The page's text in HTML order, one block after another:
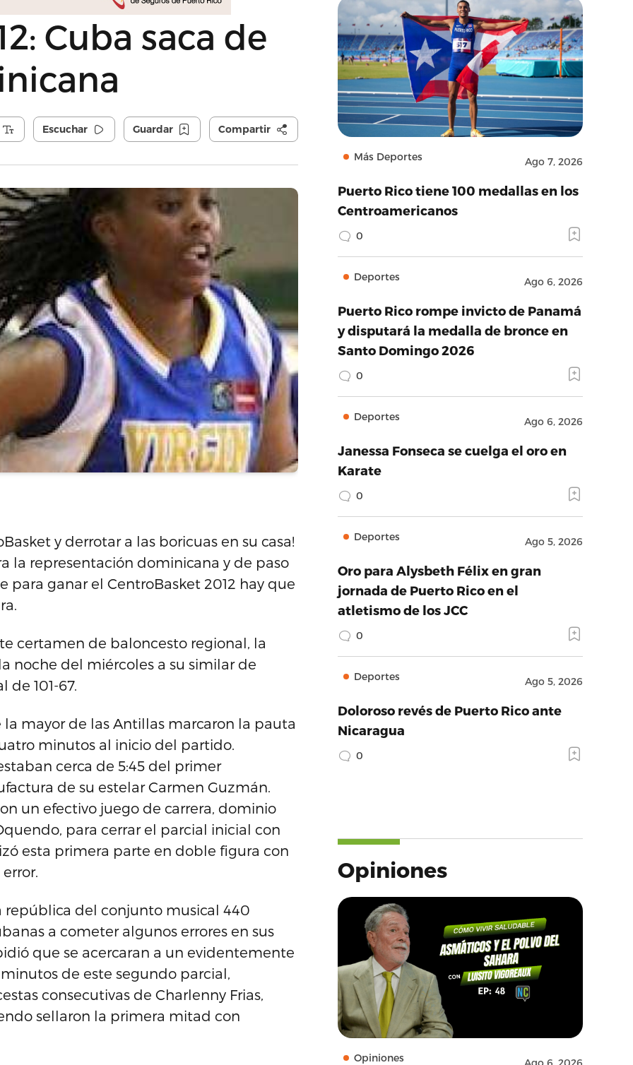
Cuba saca de
Escuchar Guardar Compartir
y derrotar a las boricuas en su casa!
la representación dominicana y de paso
ganar el CentroBasket 2012 hay que
certamen de baloncesto regional, la
noche del miércoles a su similar de
101-67.
mayor de las Antillas marcaron la pauta
minutos al inicio del partido.
cerca de 5:45 del primer
de su estelar Carmen Guzmán.
un efectivo juego de carrera, dominio
para cerrar el parcial inicial con
esta primera parte en doble figura con
república del conjunto musical 440
a cometer algunos errores en sus
que se acercaran a un evidentemente
de este segundo parcial,
consecutivas de Charlenny Frias,
sellaron la primera mitad con
Más Deportes Ago 7, 2026
Puerto Rico tiene 100 medallas en los
Centroamericanos
0
Deportes Ago 6, 2026
Puerto Rico rompe invicto de Panamá
y disputará la medalla de bronce en
Santo Domingo 2026
0
Deportes Ago 6, 2026
Janessa Fonseca se cuelga el oro en
Karate
0
Deportes Ago 5, 2026
Oro para Alysbeth Félix en gran
jornada de Puerto Rico en el
atletismo de los JCC
0
Deportes Ago 5, 2026
Doloroso revés de Puerto Rico ante
Nicaragua
0
Opiniones
Opiniones Ago 6, 2026